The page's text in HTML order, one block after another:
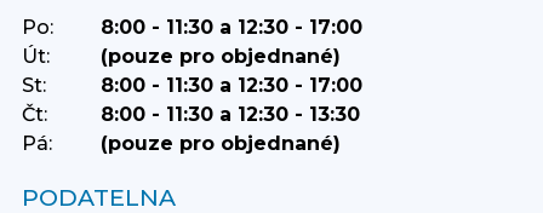
Po:
8:00 - 11:30 a 12:30 - 17:00
Út:
(pouze pro objednané)
St:
8:00 - 11:30 a 12:30 - 17:00
Čt:
8:00 - 11:30 a 12:30 - 13:30
Pá:
(pouze pro objednané)
PODATELNA